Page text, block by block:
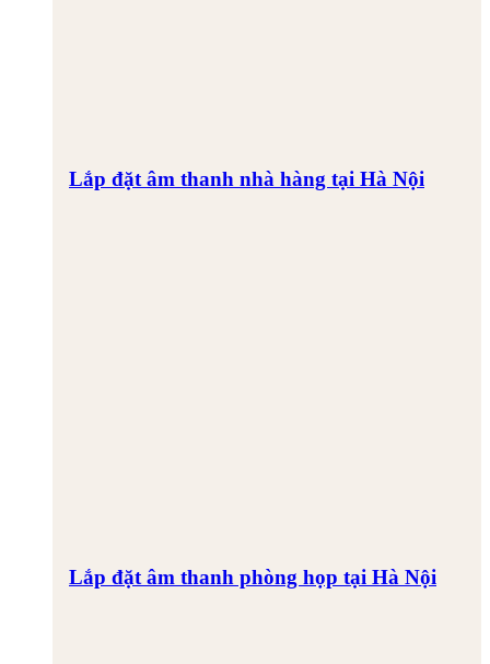
Lắp đặt âm thanh nhà hàng tại Hà Nội
Lắp đặt âm thanh phòng họp tại Hà Nội